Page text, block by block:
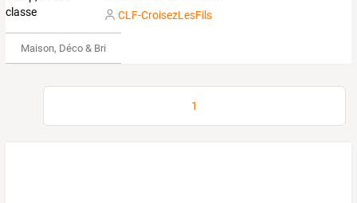
CLF-CroisezLesFils
Maison, Déco & Bricolage
1